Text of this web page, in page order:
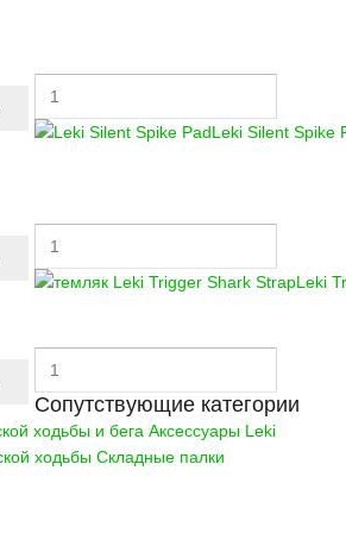
Leki Silent Spike
Leki
Сопутствующие категории
ходьбы и бега Аксессуары Leki
ходьбы Складные палки